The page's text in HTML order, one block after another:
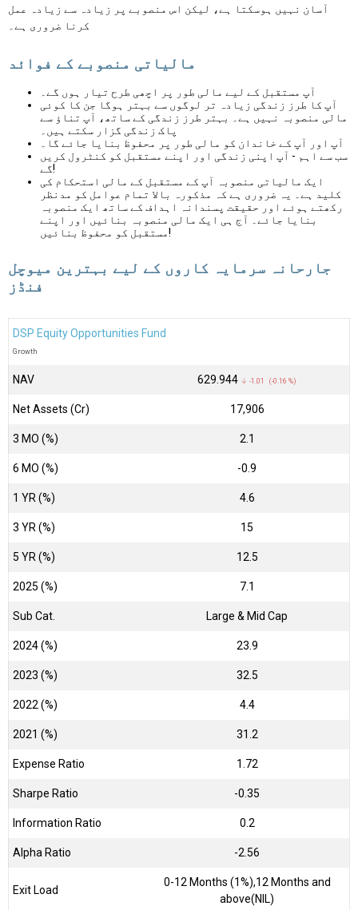
آسان نہیں ہوسکتا ہے، لیکن اس منصوبے پر زیادہ سے زیادہ عمل
کرنا ضروری ہے۔
مالیاتی منصوبے کے فوائد
آپ مستقبل کے لیے مالی طور پر اچھی طرح تیار ہوں گے۔
آپ کا طرز زندگی زیادہ تر لوگوں سے بہتر ہوگا جن کا کوئی
مالی منصوبہ نہیں ہے۔ بہتر طرز زندگی کے ساتھ، آپ تناؤ سے
پاک زندگی گزار سکتے ہیں۔
آپ اور آپ کے خاندان کو مالی طور پر محفوظ بنایا جائے گا۔
سب سے اہم - آپ اپنی زندگی اور اپنے مستقبل کو کنٹرول کریں
گے!
ایک مالیاتی منصوبہ آپ کے مستقبل کے مالی استحکام کی
کلید ہے۔ یہ ضروری ہے کہ مذکورہ بالا تمام عوامل کو مدنظر
رکھتے ہوئے اور حقیقت پسندانہ اہداف کے ساتھ ایک منصوبہ
بنایا جائے۔ آج ہی ایک مالی منصوبہ بنائیں اور اپنے
مستقبل کو محفوظ بنائیں!
جارحانہ سرمایہ کاروں کے لیے بہترین میوچل
فنڈز
DSP Equity Opportunities Fund
Growth
NAV ₹629.944 ↓ -1.01 (-0.16 %)
Net Assets (Cr) ₹17,906
3 MO (%) 2.1
6 MO (%) -0.9
1 YR (%) 4.6
3 YR (%) 15
5 YR (%) 12.5
2025 (%) 7.1
Sub Cat. Large & Mid Cap
2024 (%) 23.9
2023 (%) 32.5
2022 (%) 4.4
2021 (%) 31.2
Expense Ratio 1.72
Sharpe Ratio -0.35
Information Ratio 0.2
Alpha Ratio -2.56
Exit Load
0-12 Months (1%),12 Months and
above(NIL)